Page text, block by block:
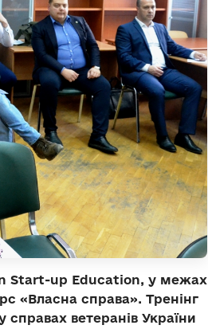
Start-up Education, у межах
«Власна справа». Тренінг
справах ветеранів України